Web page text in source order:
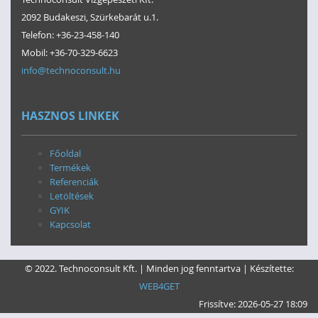
2092 Budakeszi, Szürkebarát u.1.
Telefon: +36-23-458-140
Mobil: +36-70-329-6623
info@technoconsult.hu
HASZNOS LINKEK
Főoldal
Termékek
Referenciák
Letöltések
GYIK
Kapcsolat
© 2022. Technoconsult Kft. | Minden jog fenntartva | Készítette:
WEB4GET
Frissítve:2026-05-27 18:09